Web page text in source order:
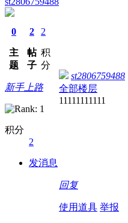
0
主
题
2
帖
子
2
积
分
新手上路
积分
2
发消息
st2806759488
全部楼层
11111111111
回复
使用道具 举报